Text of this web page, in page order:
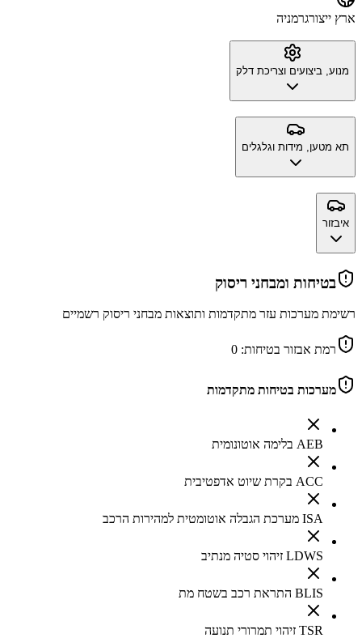
ארץ ייצורגרמניה
מנוע, ביצועים וצריכת דלק
תא מטען, מידות וגלגלים
איבזור
בטיחות ומבחני ריסוק
רשימת מערכות עזר מתקדמות ותוצאות מבחני ריסוק רשמיים
רמת אבזור בטיחות: 0
מערכות בטיחות מתקדמות
AEB בלימה אוטונומית
ACC בקרת שיוט אדפטיבית
ISA מערכת הגבלה אוטומטית למהירות הרכב
LDWS זיהוי סטיה מנתיב
BLIS התראת רכב בשטח מת
TSR זיהוי תמרורי תנועה